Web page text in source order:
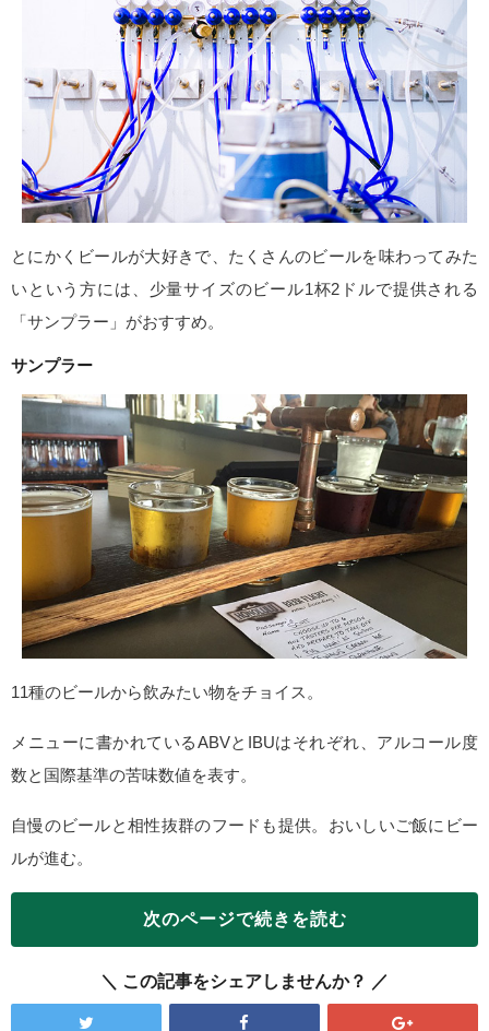
とにかくビールが大好きで、たくさんのビールを味わってみた
いという方には、少量サイズのビール1杯2ドルで提供される
「サンプラー」がおすすめ。
サンプラー
11種のビールから飲みたい物をチョイス。
メニューに書かれているABVとIBUはそれぞれ、アルコール度
数と国際基準の苦味数値を表す。
自慢のビールと相性抜群のフードも提供。おいしいご飯にビー
ルが進む。
次のページで続きを読む
この記事をシェアしませんか？